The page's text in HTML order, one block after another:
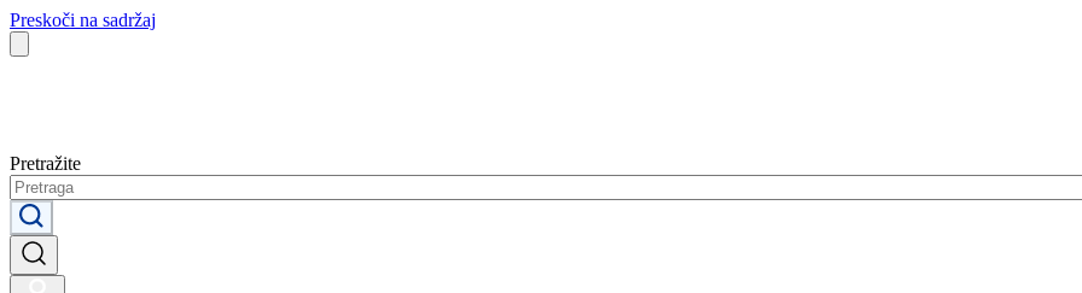
Preskoči na sadržaj
Pretražite